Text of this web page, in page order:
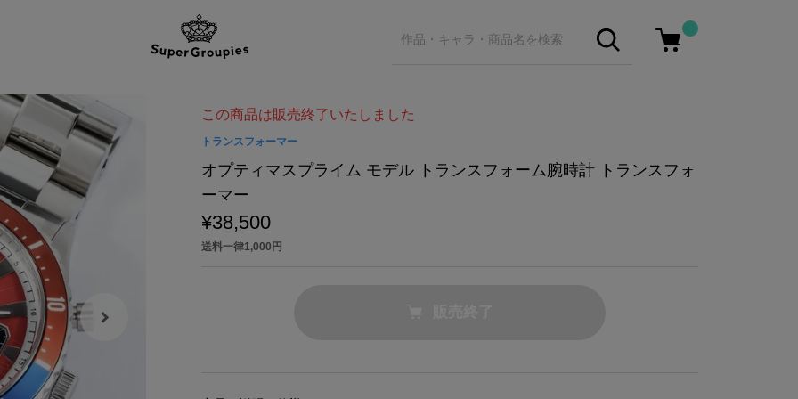
この商品は販売終了いたしました
トランスフォーマー
オプティマスプライム モデル トランスフォーム腕時計 トランスフォ
ーマー
¥38,500
送料一律1,000円